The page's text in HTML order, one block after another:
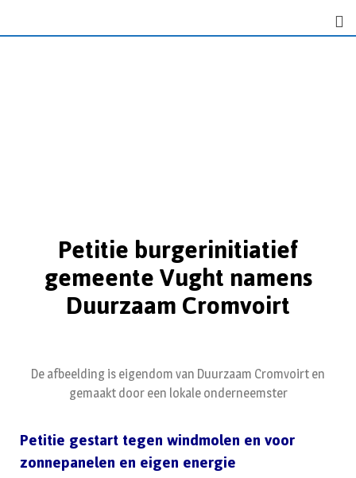
Petitie burgerinitiatief
gemeente Vught namens
Duurzaam Cromvoirt
De afbeelding is eigendom van Duurzaam Cromvoirt en
gemaakt door een lokale onderneemster
Petitie gestart tegen windmolen en voor
zonnepanelen en eigen energie